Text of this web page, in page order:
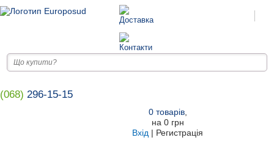
(068) 296-15-15
0товарів,
на 0 грн
Вхід | Регистрація